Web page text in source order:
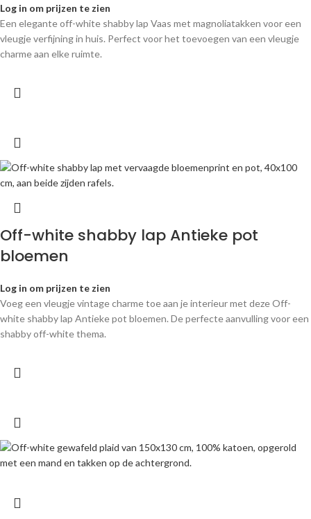
Log in om prijzen te zien
Een elegante off-white shabby lap Vaas met magnoliatakken voor een
vleugje verfijning in huis. Perfect voor het toevoegen van een vleugje
charme aan elke ruimte.
Off-white shabby lap Antieke pot
bloemen
Log in om prijzen te zien
Voeg een vleugje vintage charme toe aan je interieur met deze Off-
white shabby lap Antieke pot bloemen. De perfecte aanvulling voor een
shabby off-white thema.